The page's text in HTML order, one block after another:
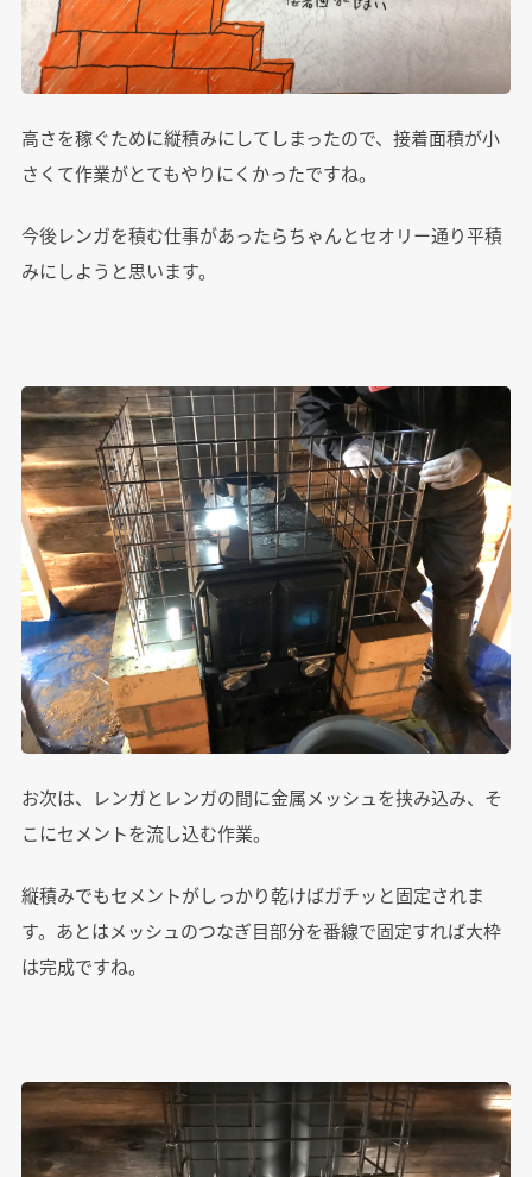
高さを稼ぐために縦積みにしてしまったので、接着面積が小
さくて作業がとてもやりにくかったですね。
今後レンガを積む仕事があったらちゃんとセオリー通り平積
みにしようと思います。
お次は、レンガとレンガの間に金属メッシュを挟み込み、そ
こにセメントを流し込む作業。
縦積みでもセメントがしっかり乾けばガチッと固定されま
す。あとはメッシュのつなぎ目部分を番線で固定すれば大枠
は完成ですね。